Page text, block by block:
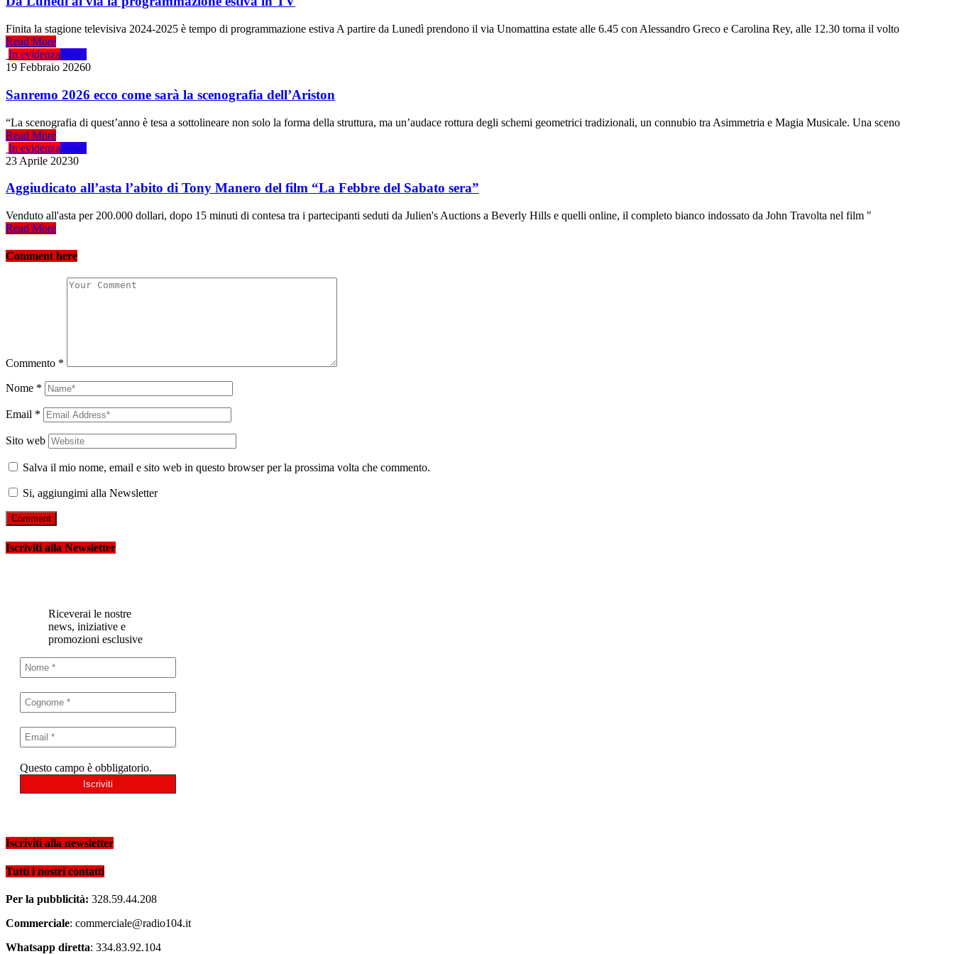
Finita la stagione televisiva 2024-2025 è tempo di programmazione estiva A partire da Lunedì prendono il via Unomattina estate alle 6.45 con Alessandro Greco e Carolina Rey, alle 12.30 torna il volto
Read More
In evidenzaNews
19 Febbraio 20260
Sanremo 2026 ecco come sarà la scenografia dell’Ariston
“La scenografia di quest’anno è tesa a sottolineare non solo la forma della struttura, ma un’audace rottura degli schemi geometrici tradizionali, un connubio tra Asimmetria e Magia Musicale. Una sceno
Read More
In evidenzaNews
23 Aprile 20230
Aggiudicato all’asta l’abito di Tony Manero del film “La Febbre del Sabato sera”
Venduto all'asta per 200.000 dollari, dopo 15 minuti di contesa tra i partecipanti seduti da Julien's Auctions a Beverly Hills e quelli online, il completo bianco indossato da John Travolta nel film "
Read More
Comment here
Commento *
Nome *
Email *
Sito web
Salva il mio nome, email e sito web in questo browser per la prossima volta che commento.
Si, aggiungimi alla Newsletter
Iscriviti alla Newsletter
Riceverai le nostre
news, iniziative e
promozioni esclusive
Questo campo è obbligatorio.
Iscriviti alla newsletter
Tutti i nostri contatti
Per la pubblicità: 328.59.44.208
Commerciale: commerciale@radio104.it
Whatsapp diretta: 334.83.92.104